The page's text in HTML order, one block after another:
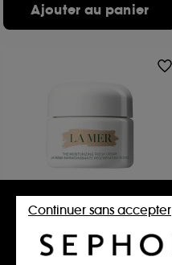
Ajouter au panier
LA MER
La Crème Rafraîchissante
Crème visage
467
Continuer sans accepter